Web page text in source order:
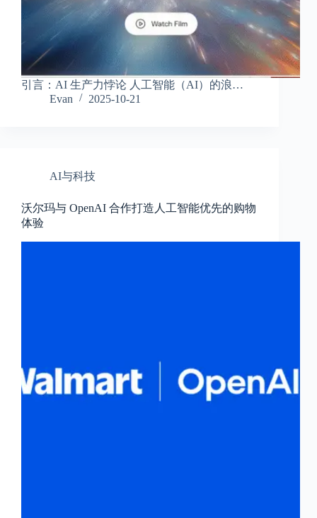
引言：AI 生产力悖论 人工智能（AI）的浪…
Evan
2025-10-21
AI与科技
沃尔玛与 OpenAI 合作打造人工智能优先的购物
体验